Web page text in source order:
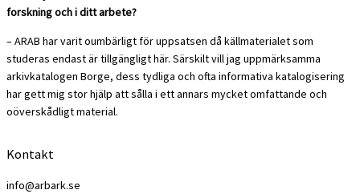
forskning och i ditt arbete?
– ARAB har varit oumbärligt för uppsatsen då källmaterialet som
studeras endast är tillgängligt här. Särskilt vill jag uppmärksamma
arkivkatalogen Borge, dess tydliga och ofta informativa katalogisering
har gett mig stor hjälp att sålla i ett annars mycket omfattande och
oöverskådligt material.
Kontakt
info@arbark.se